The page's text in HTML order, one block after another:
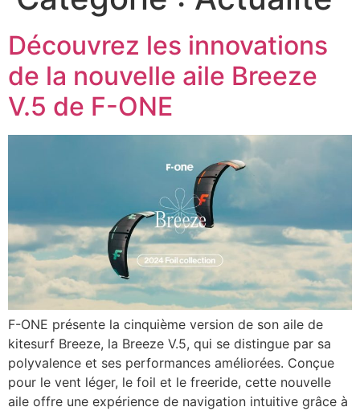
Découvrez les innovations
de la nouvelle aile Breeze
V.5 de F-ONE
F-ONE présente la cinquième version de son aile de
kitesurf Breeze, la Breeze V.5, qui se distingue par sa
polyvalence et ses performances améliorées. Conçue
pour le vent léger, le foil et le freeride, cette nouvelle
aile offre une expérience de navigation intuitive grâce à